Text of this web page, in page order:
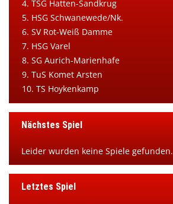
4. TSG Hatten-Sandkrug
5. HSG Schwanewede/Nk.
6. SV Rot-Weiß Damme
7. HSG Varel
8. SG Aurich-Marienhafe
9. TuS Komet Arsten
10. TS Hoykenkamp
Nächstes Spiel
Leider wurden keine Spiele gefunden.
Letztes Spiel